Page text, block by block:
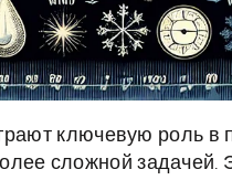
ключевую роль в
сложной